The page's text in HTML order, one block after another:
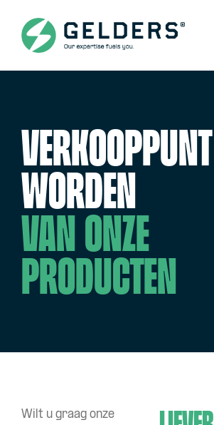
Verkooppunt
worden
van onze
producten
Wilt u graag onze